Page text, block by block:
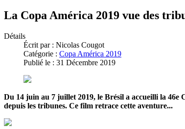
La Copa América 2019 vue des
Détails
Écrit par : Nicolas Cougot
Catégorie : Copa América 2019
Publié le : 31 Décembre 2019
Du 14 juin au 7 juillet 2019, le Brésil a accueilli la 46e
depuis les tribunes. Ce film retrace cette aventure...